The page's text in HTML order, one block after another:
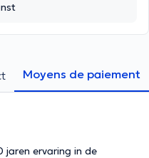
Moyens de paiement
jaren ervaring in de